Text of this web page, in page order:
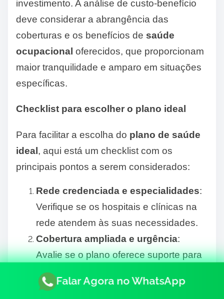
investimento. A análise de custo-benefício
deve considerar a abrangência das
coberturas e os benefícios de saúde
ocupacional oferecidos, que proporcionam
maior tranquilidade e amparo em situações
específicas.
Checklist para escolher o plano ideal
Para facilitar a escolha do plano de saúde
ideal, aqui está um checklist com os
principais pontos a serem considerados:
Rede credenciada e especialidades:
Verifique se os hospitais e clínicas na
rede atendem às suas necessidades.
Cobertura ampliada e urgência:
Avalie se o plano oferece suporte para
emergências ocupacionais.
Benefícios adicionais: Certifique-se de
Falar Agora no WhatsApp